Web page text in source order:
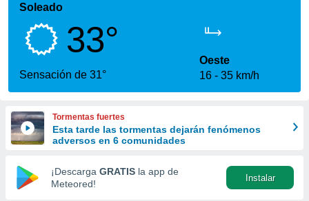
por
que se
calidad.
a este
las
y
forma
digital
basada
Soleado
33°
Sensación de 31°
Oeste
16
35 km/h
Tormentas fuertes
Esta tarde las tormentas dejarán fenómenos
adversos en 6 comunidades
¡Descarga GRATIS la app de
Meteored!
Instalar